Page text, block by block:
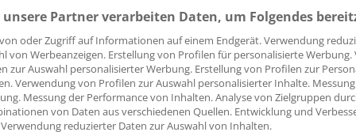
Partner verarbeiten Daten, um Folgendes
oder Zugriff auf Informationen auf einem Endgerät. Verwendung
von Werbeanzeigen. Erstellung von Profilen für personalisierte
zur Auswahl personalisierter Werbung. Erstellung von Profilen zur
Verwendung von Profilen zur Auswahl personalisierter Inhalte.
Messung der Performance von Inhalten. Analyse von Zielgruppen
von Daten aus verschiedenen Quellen. Entwicklung und
reduzierter Daten zur Auswahl von Inhalten.